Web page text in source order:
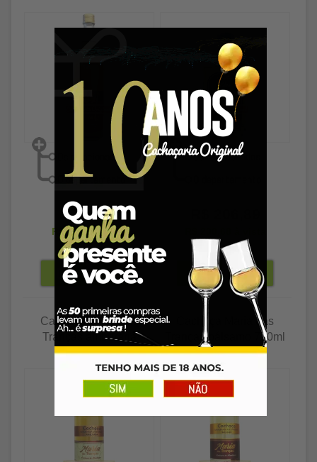
R$ 92,89
R$ 90,10 à vista
Cachaça Maria das
Tranças amburana
750ml
Cachaça Maria das
Tranças bálsamo 750ml